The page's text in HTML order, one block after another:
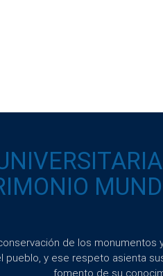
de los monumentos
pueblo, y ese respeto asienta
fomento de su